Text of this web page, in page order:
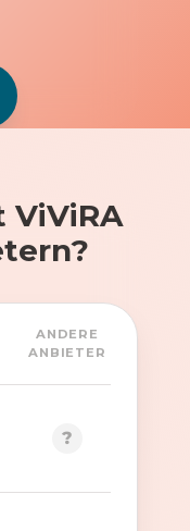
ViViRA
ANDERE
ANBIETER
?